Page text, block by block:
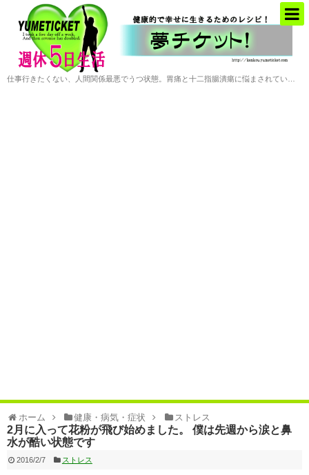
ホーム 健康・病気・症状 ストレス
2月に入って花粉が飛び始めました。 僕は先週から涙と鼻
水が酷い状態です
2016/2/7 ストレス